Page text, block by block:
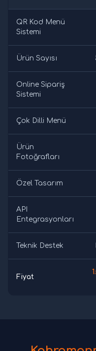
QR Kod Menü
Sistemi
Ürün Sayısı
Online Sipariş
Sistemi
Çok Dilli Menü
Ürün
Fotoğrafları
Özel Tasarım
API
Entegrasyonları
Teknik Destek
Fiyat